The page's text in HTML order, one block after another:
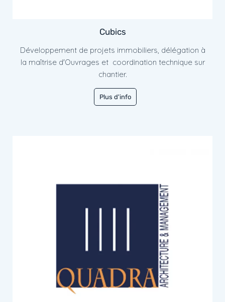
Cubics
Développement de projets immobiliers, délégation à
la maîtrise d'Ouvrages et coordination technique sur
chantier.
Plus d'info